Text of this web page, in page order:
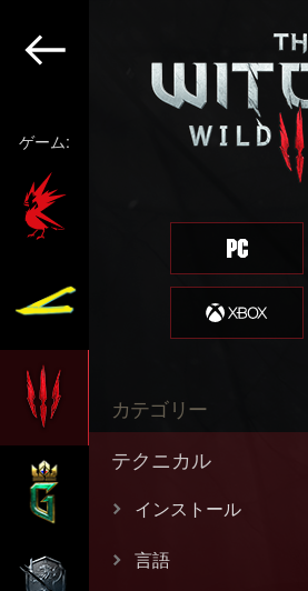
ゲーム:
カテゴリー
テクニカル
インストール
言語